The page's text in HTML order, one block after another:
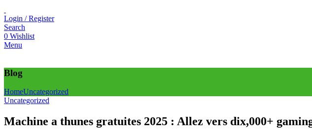
Login / Register
Search
0 Wishlist
Menu
Blog
HomeUncategorized
Uncategorized
Machine a thunes gratuites 2025 : Allez vers dix,000+